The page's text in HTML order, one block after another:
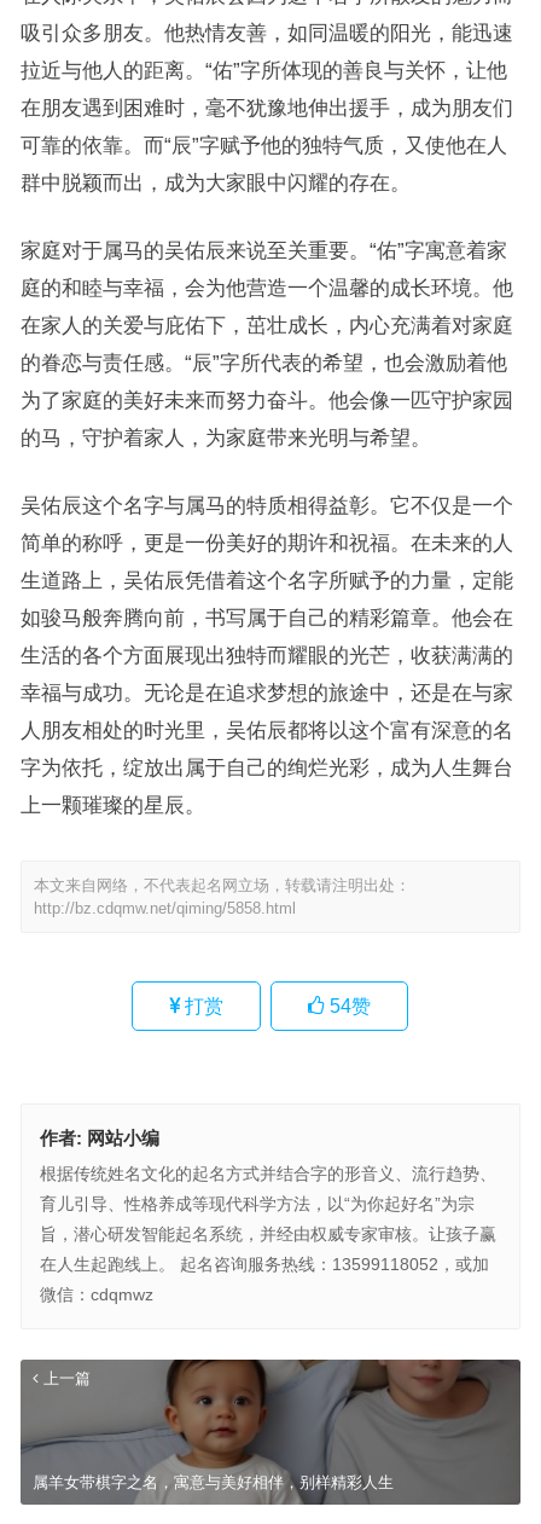
吸引众多朋友。他热情友善，如同温暖的阳光，能迅速
拉近与他人的距离。“佑”字所体现的善良与关怀，让他
在朋友遇到困难时，毫不犹豫地伸出援手，成为朋友们
可靠的依靠。而“辰”字赋予他的独特气质，又使他在人
群中脱颖而出，成为大家眼中闪耀的存在。
家庭对于属马的吴佑辰来说至关重要。“佑”字寓意着家
庭的和睦与幸福，会为他营造一个温馨的成长环境。他
在家人的关爱与庇佑下，茁壮成长，内心充满着对家庭
的眷恋与责任感。“辰”字所代表的希望，也会激励着他
为了家庭的美好未来而努力奋斗。他会像一匹守护家园
的马，守护着家人，为家庭带来光明与希望。
吴佑辰这个名字与属马的特质相得益彰。它不仅是一个
简单的称呼，更是一份美好的期许和祝福。在未来的人
生道路上，吴佑辰凭借着这个名字所赋予的力量，定能
如骏马般奔腾向前，书写属于自己的精彩篇章。他会在
生活的各个方面展现出独特而耀眼的光芒，收获满满的
幸福与成功。无论是在追求梦想的旅途中，还是在与家
人朋友相处的时光里，吴佑辰都将以这个富有深意的名
字为依托，绽放出属于自己的绚烂光彩，成为人生舞台
上一颗璀璨的星辰。
本文来自网络，不代表起名网立场，转载请注明出处：
http://bz.cdqmw.net/qiming/5858.html
打赏 54赞
作者: 网站小编
根据传统姓名文化的起名方式并结合字的形音义、流行趋势、
育儿引导、性格养成等现代科学方法，以“为你起好名”为宗
旨，潜心研发智能起名系统，并经由权威专家审核。让孩子赢
在人生起跑线上。 起名咨询服务热线：13599118052，或加
微信：cdqmwz
上一篇
属羊女带棋字之名，寓意与美好相伴，别样精彩人生